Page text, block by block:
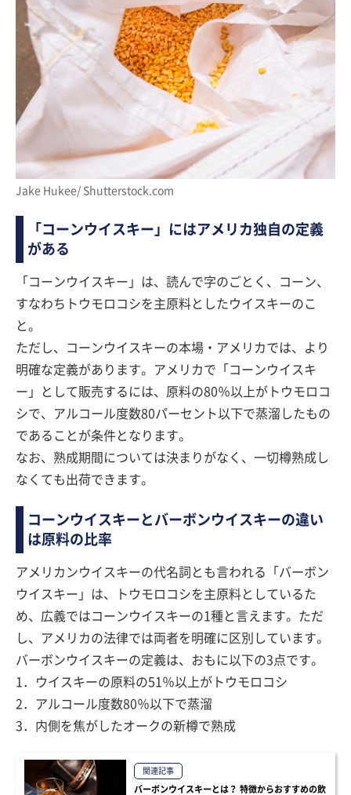
Jake Hukee/ Shutterstock.com
「コーンウイスキー」にはアメリカ独自の定義
がある
「コーンウイスキー」は、読んで字のごとく、コーン、
すなわちトウモロコシを主原料としたウイスキーのこ
と。
ただし、コーンウイスキーの本場・アメリカでは、より
明確な定義があります。アメリカで「コーンウイスキ
ー」として販売するには、原料の80％以上がトウモロコ
シで、アルコール度数80パーセント以下で蒸溜したもの
であることが条件となります。
なお、熟成期間については決まりがなく、一切樽熟成し
なくても出荷できます。
コーンウイスキーとバーボンウイスキーの違い
は原料の比率
アメリカンウイスキーの代名詞とも言われる「バーボン
ウイスキー」は、トウモロコシを主原料としているた
め、広義ではコーンウイスキーの1種と言えます。ただ
し、アメリカの法律では両者を明確に区別しています。
バーボンウイスキーの定義は、おもに以下の3点です。
1．ウイスキーの原料の51％以上がトウモロコシ
2．アルコール度数80％以下で蒸溜
3．内側を焦がしたオークの新樽で熟成
関連記事
バーボンウイスキーとは？ 特徴からおすすめの飲